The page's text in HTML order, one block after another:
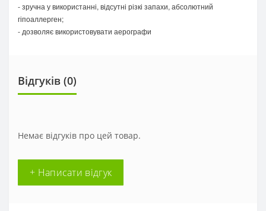
- зручна у використанні, відсутні різкі запахи, абсолютний
гіпоаллерген;
- дозволяє використовувати аерографи
Відгуків (0)
Немає відгуків про цей товар.
+ Написати відгук